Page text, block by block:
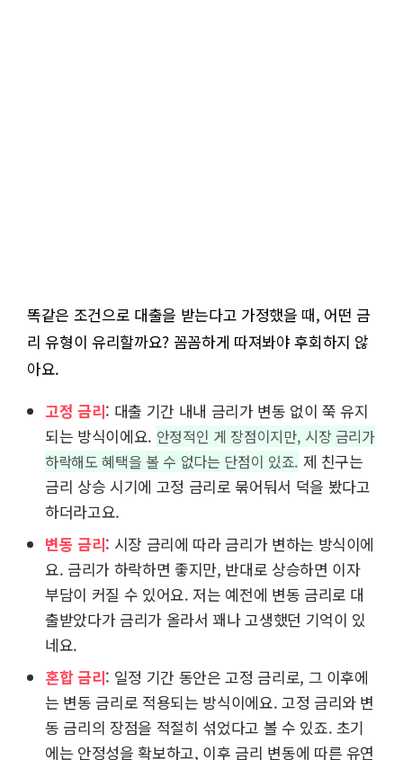
똑같은 조건으로 대출을 받는다고 가정했을 때, 어떤 금
리 유형이 유리할까요? 꼼꼼하게 따져봐야 후회하지 않
아요.
고정 금리: 대출 기간 내내 금리가 변동 없이 쭉 유지
되는 방식이에요. 안정적인 게 장점이지만, 시장 금리가
하락해도 혜택을 볼 수 없다는 단점이 있죠. 제 친구는
금리 상승 시기에 고정 금리로 묶어둬서 덕을 봤다고
하더라고요.
변동 금리: 시장 금리에 따라 금리가 변하는 방식이에
요. 금리가 하락하면 좋지만, 반대로 상승하면 이자
부담이 커질 수 있어요. 저는 예전에 변동 금리로 대
출받았다가 금리가 올라서 꽤나 고생했던 기억이 있
네요.
혼합 금리: 일정 기간 동안은 고정 금리로, 그 이후에
는 변동 금리로 적용되는 방식이에요. 고정 금리와 변
동 금리의 장점을 적절히 섞었다고 볼 수 있죠. 초기
에는 안정성을 확보하고, 이후 금리 변동에 따른 유연